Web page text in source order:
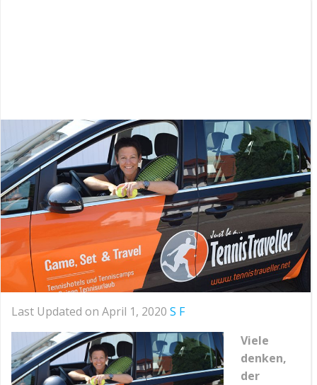
Last Updated on April 1, 2020 S F
Viele
denken,
der